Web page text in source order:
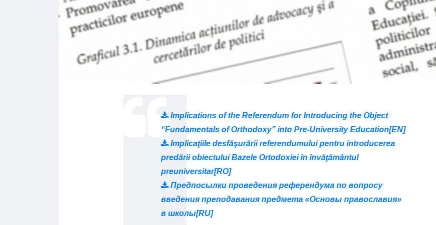
Implications of the Referendum for Introducing the Object
“Fundamentals of Orthodoxy” into Pre-University Education[EN]
Implicaţiile desfăşurării referendumului pentru introducerea
predării obiectului Bazele Ortodoxiei în învăţământul
preuniversitar[RO]
Предпосылки проведения референдума по вопросу
введения преподавания предмета «Основы православия»
в школы[RU]